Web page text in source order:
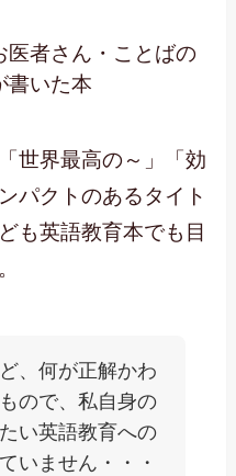
医者さん・ことばの
書いた本
世界最高の～」「効
パクトのあるタイト
も英語教育本でも目
、何が正解かわ
ので、私自身の
い英語教育への
いません・・・